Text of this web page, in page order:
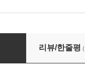
리뷰/한줄평